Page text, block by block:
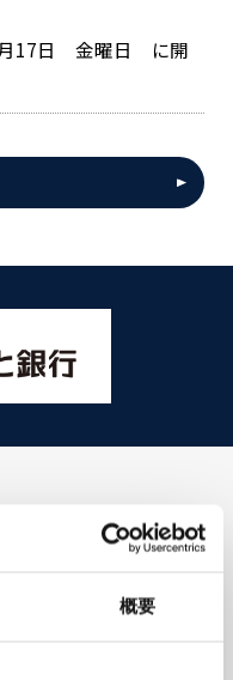
概要
4月17日 金曜日 に開